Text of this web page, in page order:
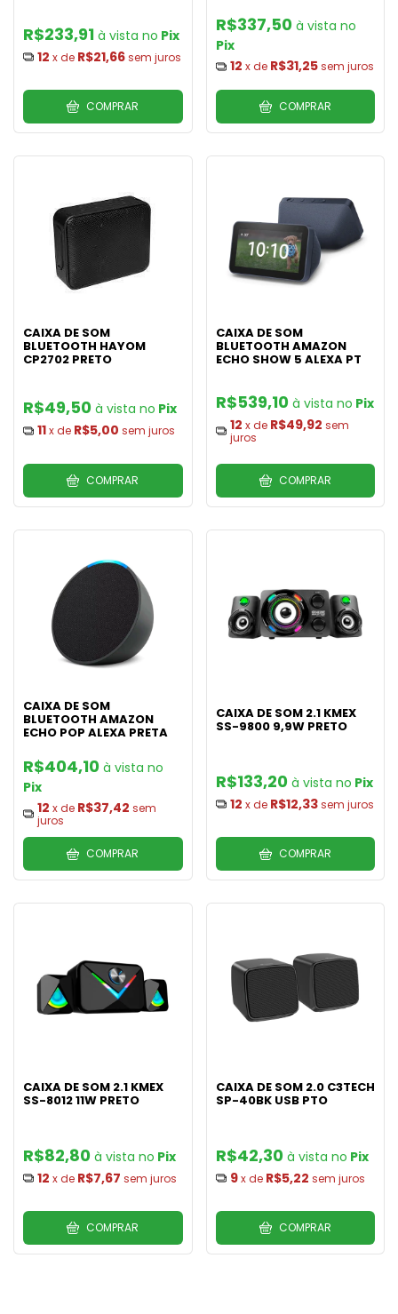
R$233,91
Pix
12 x de R$21,66sem juros
COMPRAR
R$337,50
Pix
12 x de R$31,25 sem juros
COMPRAR
CAIXA DE SOM
BLUETOOTH HAYOM
CP2702 PRETO
R$49,50
Pix
11x de R$5,00 sem juros
COMPRAR
CAIXA DE SOM
BLUETOOTH AMAZON
ECHO SHOW 5 ALEXA PT
R$539,10
Pix
12 x de R$49,92 sem
juros
COMPRAR
CAIXA DE SOM
BLUETOOTH AMAZON
ECHO POP ALEXA PRETA
R$404,10
Pix
12 x de R$37,42 sem
juros
COMPRAR
CAIXA DE SOM 2.1 KMEX
SS-9800 9,9W PRETO
R$133,20
Pix
12 x de R$12,33 sem juros
COMPRAR
CAIXA DE SOM 2.1 KMEX
SS-8012 11W PRETO
R$82,80
Pix
12 x de R$7,67 sem juros
COMPRAR
CAIXA DE SOM 2.0 C3TECH
SP-40BK USB PTO
R$42,30
Pix
9 x de R$5,22 sem juros
COMPRAR